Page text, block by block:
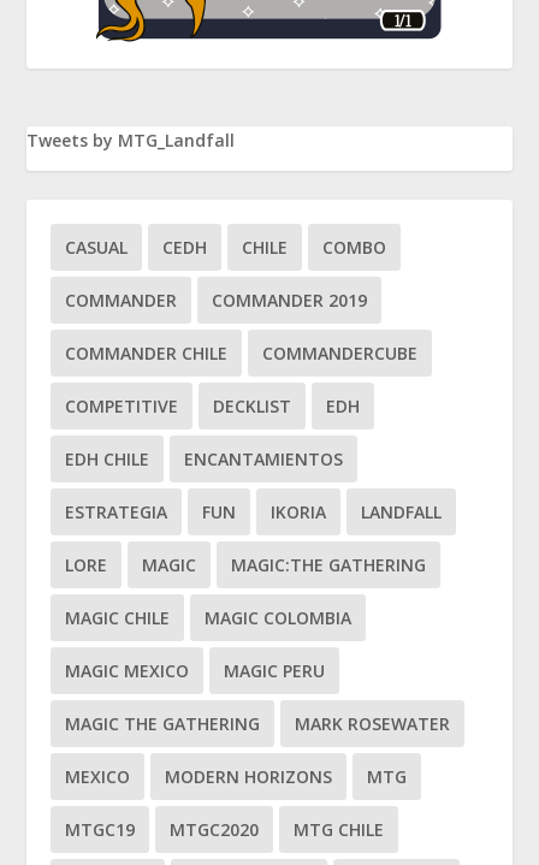
Tweets by MTG_Landfall
CASUAL CEDH CHILE COMBO
COMMANDER COMMANDER 2019
COMMANDER CHILE COMMANDERCUBE
COMPETITIVE DECKLIST EDH
EDH CHILE ENCANTAMIENTOS
ESTRATEGIA FUN IKORIA LANDFALL
LORE MAGIC MAGIC:THE GATHERING
MAGIC CHILE MAGIC COLOMBIA
MAGIC MEXICO MAGIC PERU
MAGIC THE GATHERING MARK ROSEWATER
MEXICO MODERN HORIZONS MTG
MTGC19 MTGC2020 MTG CHILE